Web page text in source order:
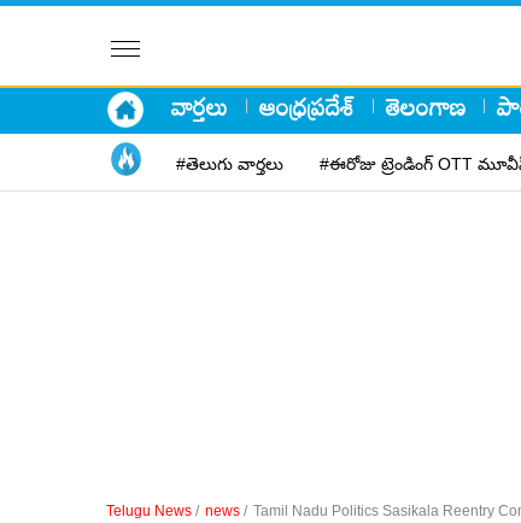
వార్తలు ఆంధ్రప్రదేశ్ తెలంగాణ
#తెలుగు వార్తలు #ఈరోజు ట్రెండింగ్ OTT
Telugu News / news / Tamil Nadu Politics Sasikala Reentry